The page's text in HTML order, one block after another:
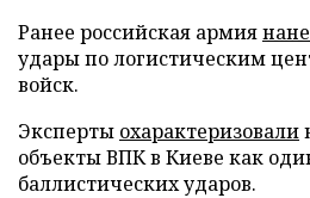
Ранее российская армия
удары по логистическим
войск.
Эксперты охарактеризовали
объекты ВПК в Киеве как
баллистических ударов.